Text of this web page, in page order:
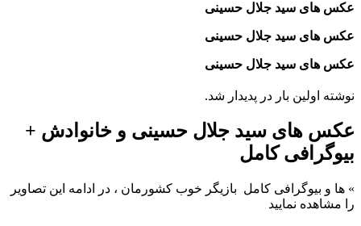
عکس های سید جلال حسینی
عکس های سید جلال حسینی
عکس های سید جلال حسینی
نوشته اولین بار در پدیدار شد.
عکس های سید جلال حسینی و خانوادش +
بیوگرافی کامل
» ها و بیوگرافی کامل بازیگر خوب کشورمان ، در ادامه این تصاویر
را مشاهده نمایید